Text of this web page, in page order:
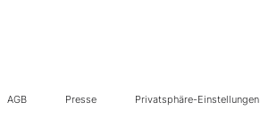
AGB Presse Privatsphäre-Einstellungen